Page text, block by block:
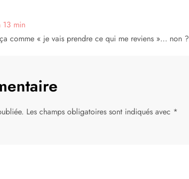
13 min
ça comme « je vais prendre ce qui me reviens »… non ?
Les champs obligatoires sont indiqués avec *